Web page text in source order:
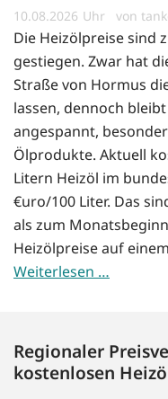
10.08.2026 von
Die Heizölpreise sind
gestiegen. Zwar hat
Straße von Hormus
lassen, dennoch
angespannt,
Ölprodukte. Aktuell
Litern Heizöl im
€uro/100 Liter. Das
als zum
Heizölpreise auf
Weiterlesen …
Regionaler
kostenlosen